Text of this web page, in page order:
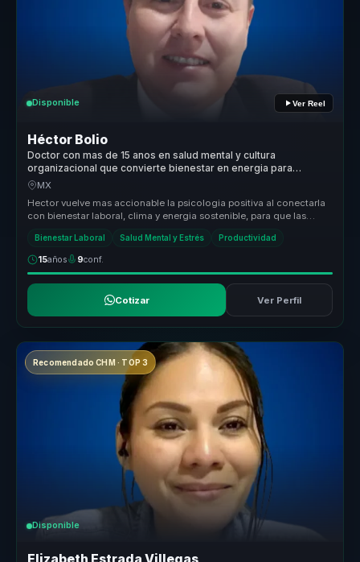
Disponible Ver Reel
Héctor Bolio
Doctor con mas de 15 anos en salud mental y cultura
organizacional que convierte bienestar en energia para
equipos de trabajo.
MX
Hector vuelve mas accionable la psicologia positiva al conectarla
con bienestar laboral, clima y energia sostenible, para que las
Bienestar Laboral Salud Mental y Estrés Productividad
15años 9conf.
Cotizar Ver Perfil
Recomendado CHM · TOP 3
Disponible